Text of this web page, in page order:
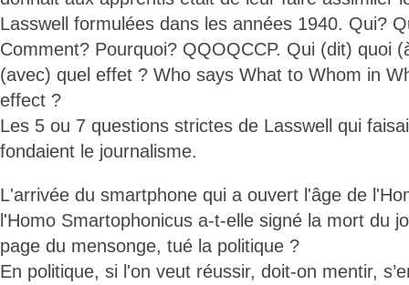
Lasswell formulées dans les années 1940. Qui?
Comment? Pourquoi? QQOQCCP. Qui (dit) quoi
(avec) quel effet ? Who says What to Whom in
effect ?
Les 5 ou 7 questions strictes de Lasswell qui
fondaient le journalisme.
L'arrivée du smartphone qui a ouvert l'âge de
l'Homo Smartophonicus a-t-elle signé la mort du
page du mensonge, tué la politique ?
En politique, si l'on veut réussir, doit-on mentir,